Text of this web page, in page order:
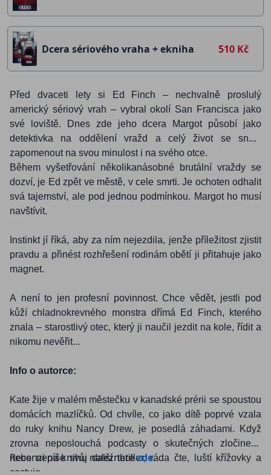
Dcera sériového vraha + ekniha 510 Kč
Před dvaceti lety si Ed Finch – nechvalně proslulý
americký sériový vrah – vybral okolí San Francisca jako
své loviště. Dnes zde jeho dcera Margot působí jako
detektivka na oddělení vražd a celý život se snaží
zapomenout na svou minulost i na svého otce.
Během vyšetřování několikanásobné brutální vraždy se
dozví, je Ed zpět ve městě, v cele smrti. Je ochoten odhalit
svá tajemství, ale pod jednou podmínkou. Margot ho musí
navštívit.
Instinkt jí říká, aby za ním nejezdila, jenže příležitost zjistit
pravdu a přinést rozhřešení rodinám obětí ji přitahuje jako
magnet.
A není to jen profesní povinnost. Chce vědět, jestli pod
kůží chladnokrevného monstra dřímá Ed Finch, kterého
znala – starostlivý otec, který ji naučil jezdit na kole, řídit a
nikomu nevěřit...
Info o autorce:
Kate žije v malém městečku v kanadské prérii se spoustou
domácích mazlíčků. Od chvíle, co jako dítě poprvé vzala
do ruky knihu Nancy Drew, je posedlá záhadami. Když
zrovna neposlouchá podcasty o skutečných zločinech
nebo nepíše svůj další thriller, ráda čte, luští křížovky a
cestuje
Recenzi na knihu naleznetezde.